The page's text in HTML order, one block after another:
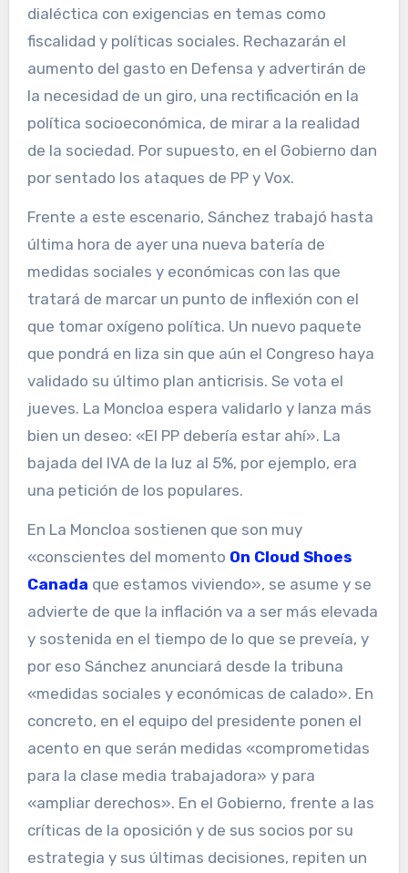
dialéctica con exigencias en temas como
fiscalidad y políticas sociales. Rechazarán el
aumento del gasto en Defensa y advertirán de
la necesidad de un giro, una rectificación en la
política socioeconómica, de mirar a la realidad
de la sociedad. Por supuesto, en el Gobierno dan
por sentado los ataques de PP y Vox.
Frente a este escenario, Sánchez trabajó hasta
última hora de ayer una nueva batería de
medidas sociales y económicas con las que
tratará de marcar un punto de inflexión con el
que tomar oxígeno política. Un nuevo paquete
que pondrá en liza sin que aún el Congreso haya
validado su último plan anticrisis. Se vota el
jueves. La Moncloa espera validarlo y lanza más
bien un deseo: «El PP debería estar ahí». La
bajada del IVA de la luz al 5%, por ejemplo, era
una petición de los populares.
En La Moncloa sostienen que son muy
«conscientes del momento On Cloud Shoes
Canada que estamos viviendo», se asume y se
advierte de que la inflación va a ser más elevada
y sostenida en el tiempo de lo que se preveía, y
por eso Sánchez anunciará desde la tribuna
«medidas sociales y económicas de calado». En
concreto, en el equipo del presidente ponen el
acento en que serán medidas «comprometidas
para la clase media trabajadora» y para
«ampliar derechos». En el Gobierno, frente a las
críticas de la oposición y de sus socios por su
estrategia y sus últimas decisiones, repiten un